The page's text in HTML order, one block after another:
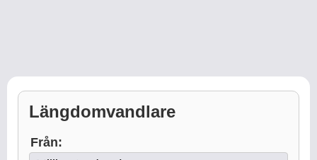
Längdomvandlare
Från: